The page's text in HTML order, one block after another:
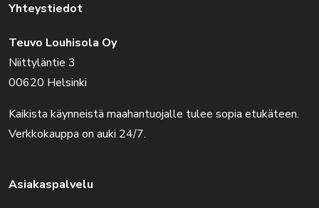
Yhteystiedot
Teuvo Louhisola Oy
Niittyläntie 3
00620 Helsinki
Kaikista käynneistä maahantuojalle tulee sopia etukäteen.
Verkkokauppa on auki 24/7.
Asiakaspalvelu